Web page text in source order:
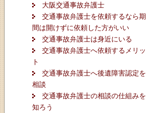
大阪交通事故弁護士
交通事故弁護士を依頼するなら期
間は開けずに依頼した方がいい
交通事故弁護士は身近にいる
交通事故弁護士へ依頼するメリッ
ト
交通事故弁護士へ後遺障害認定を
相談
交通事故弁護士の相談の仕組みを
知ろう